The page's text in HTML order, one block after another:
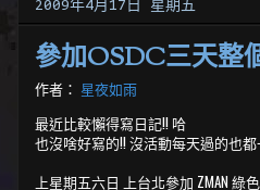
2009年4月17日 星期五
參加OSDC三天整
作者： 星夜如雨
最近比較懶得寫日記!! 哈
也沒啥好寫的!! 沒活動每天過的也都
上星期五六日 上台北參加 ZMAN 綠